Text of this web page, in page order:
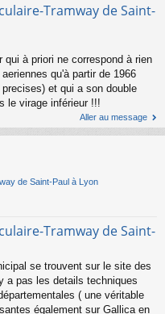
Tramway de Saint-
à priori ne correspond à rien
qu'à partir de 1966
et qui a son double
le virage inférieur !!!
Aller au message
de Saint-Paul à Lyon
Tramway de Saint-
se trouvent sur le site des
a pas les details techniques
( une véritable
également sur Gallica en